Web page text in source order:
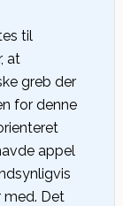
til
at
greb der
for denne
appel
med. Det